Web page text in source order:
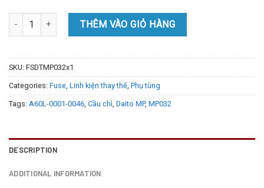
Cầu Chì Daito MP032 A60L-0001-0046 Trip trắng cho máy CNC
THÊM VÀO GIỎ HÀNG
SKU: FSDTMP032x1
Categories: Fuse Linh kiện thay thế Phụ tùng
Tags: A60L-0001-0046 Cầu chì Daito MP, MP032
DESCRIPTION
ADDITIONAL INFORMATION